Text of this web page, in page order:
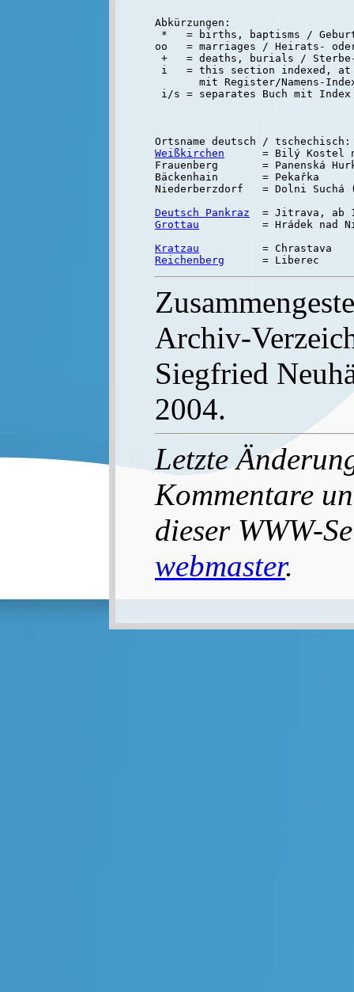
Abkürzungen:
*   = births, baptisms /
oo   = marriages / Heirats-
+   = deaths, burials / Sterbe-
i   = this section indexed,
mit Register/Namens-
Weißkirchen
= Bilý Kostel
Frauenberg       = Panenská
Bäckenhain       = Pekařka
Niederberzdorf   = Dolni Suchá
Deutsch Pankraz
Grottau
= Hrádek nad
Kratzau
Reichenberg
Archiv-
Siegfried
2004.
Letzte
Kommentare
dieser WWW-
webmaster.